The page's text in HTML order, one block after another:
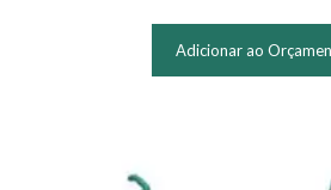
Adicionar ao